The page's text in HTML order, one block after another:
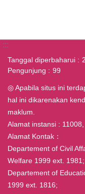
:::
Tanggal diperbaharui
Pengunjung
99
◎ Apabila situs ini
hal ini dikarenakan
maklum.
Alamat instansi :
Alamat Kontak：
Departement of Civil
Welfare 1999 ext. 1981;
Departement of
1999 ext. 1816;